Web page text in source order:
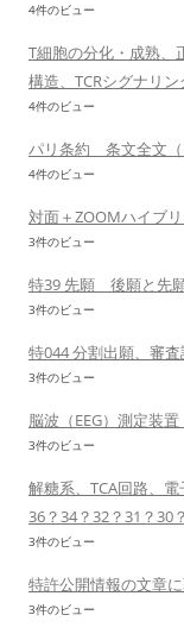
4件のビュー
T細胞の分化・成熟、
構造、TCRシグナリ
4件のビュー
パリ条約 条文全文（
4件のビュー
対面＋ZOOMハイブ
3件のビュー
特39 先願 後願と先
3件のビュー
特044 分割出願、審
3件のビュー
脳波（EEG）測定装
3件のビュー
解糖系、TCA回路、
36？34？32？31？30
3件のビュー
特許公開情報の文章
3件のビュー